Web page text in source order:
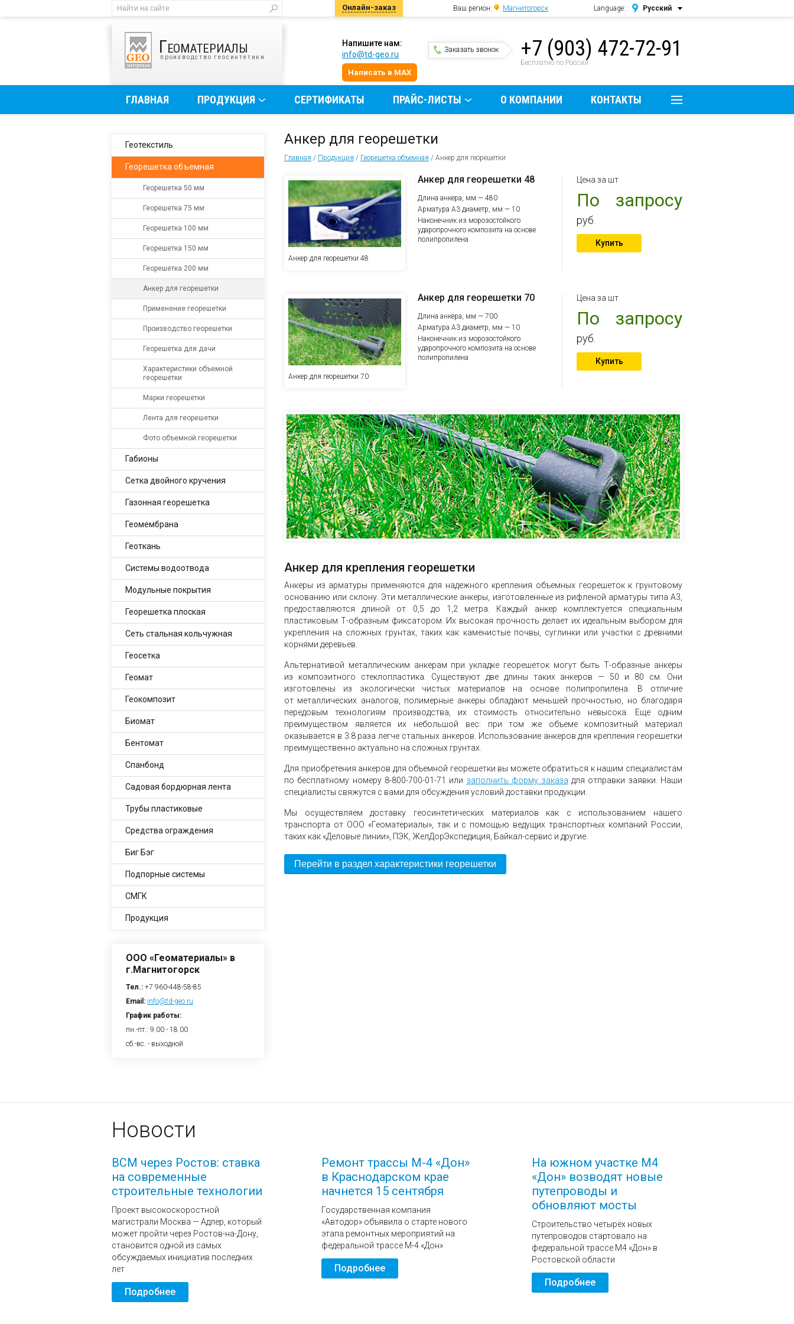
Онлайн-заказ Ваш регион: Магнитогорск Language: Русский
English
+7 (903) 472-72-91
Бесплатно по России
Заказать звонок
Напишите нам:
info@td-geo.ru
Написать в MAX
Геоматериалы
производство геосинтетики
ГЛАВНАЯ ПРОДУКЦИЯ СЕРТИФИКАТЫ ПРАЙС-ЛИСТЫ О КОМПАНИИ КОНТАКТЫ
Анкер для георешетки
Главная / Продукция / Георешетка объемная / Анкер для георешетки
Анкер для георешетки 48
Анкер для георешетки 48
Длина анкера, мм — 480
Арматура А3 диаметр, мм — 10
Наконечник из морозостойкого
ударопрочного композита на основе
полипропилена
Цена за шт
По запросу
руб.
Купить
Анкер для георешетки 70
Анкер для георешетки 70
Длина анкера, мм — 700
Арматура А3 диаметр, мм — 10
Наконечник из морозостойкого
ударопрочного композита на основе
полипропилена
Цена за шт
По запросу
руб.
Купить
Анкер для крепления георешетки
Анкеры из арматуры применяются для надежного крепления объемных георешеток к грунтовому
основанию или склону. Эти металлические анкеры, изготовленные из рифленой арматуры типа A3,
предоставляются длиной от 0,5 до 1,2 метра. Каждый анкер комплектуется специальным
пластиковым Т-образным фиксатором. Их высокая прочность делает их идеальным выбором для
укрепления на сложных грунтах, таких как каменистые почвы, суглинки или участки с древними
корнями деревьев.
Альтернативой металлическим анкерам при укладке георешеток могут быть Т-образные анкеры
из композитного стеклопластика. Существуют две длины таких анкеров — 50 и 80 см. Они
изготовлены из экологически чистых материалов на основе полипропилена. В отличие
от металлических аналогов, полимерные анкеры обладают меньшей прочностью, но благодаря
передовым технологиям производства, их стоимость относительно невысока. Еще одним
преимуществом является их небольшой вес: при том же объеме композитный материал
оказывается в 3.8 раза легче стальных анкеров. Использование анкеров для крепления георешетки
преимущественно актуально на сложных грунтах.
Для приобретения анкеров для объемной георешетки вы можете обратиться к нашим специалистам
по бесплатному номеру 8-800-700-01-71 или заполнить форму заказа для отправки заявки. Наши
специалисты свяжутся с вами для обсуждения условий доставки продукции.
Мы осуществляем доставку геосинтетических материалов как с использованием нашего
транспорта от ООО «Геоматериалы», так и с помощью ведущих транспортных компаний России,
таких как «Деловые линии», ПЭК, ЖелДорЭкспедиция, Байкал-сервис и другие.
Перейти в раздел характеристики георешетки
Геотекстиль
Георешетка объемная
Георешетка 50 мм
Георешетка 75 мм
Георешетка 100 мм
Георешетка 150 мм
Георешетка 200 мм
Анкер для георешетки
Применение георешетки
Производство георешетки
Георешетка для дачи
Характеристики объемной
георешетки
Марки георешетки
Лента для георешетки
Фото объемной георешетки
Габионы
Сетка двойного кручения
Газонная георешетка
Геомембрана
Геоткань
Системы водоотвода
Модульные покрытия
Георешетка плоская
Сеть стальная кольчужная
Геосетка
Геомат
Геокомпозит
Биомат
Бентомат
Спанбонд
Садовая бордюрная лента
Трубы пластиковые
Средства ограждения
Биг Бэг
Подпорные системы
СМГК
Продукция
ООО «Геоматериалы» в
г.Магнитогорск
Тел.: +7 960-448-58-85
Email: info@td-geo.ru
График работы:
пн.-пт.: 9.00 - 18.00
сб.-вс. - выходной
Новости
ВСМ через Ростов: ставка
на современные
строительные технологии
Проект высокоскоростной
магистрали Москва — Адлер, который
может пройти через Ростов-на-Дону,
становится одной из самых
обсуждаемых инициатив последних
лет
Подробнее
Ремонт трассы М-4 «Дон»
в Краснодарском крае
начнется 15 сентября
Государственная компания
«Автодор» объявила о старте нового
этапа ремонтных мероприятий на
федеральной трассе М-4 «Дон»
Подробнее
На южном участке М4
«Дон» возводят новые
путепроводы и
обновляют мосты
Строительство четырёх новых
путепроводов стартовало на
федеральной трассе М4 «Дон» в
Ростовской области
Подробнее